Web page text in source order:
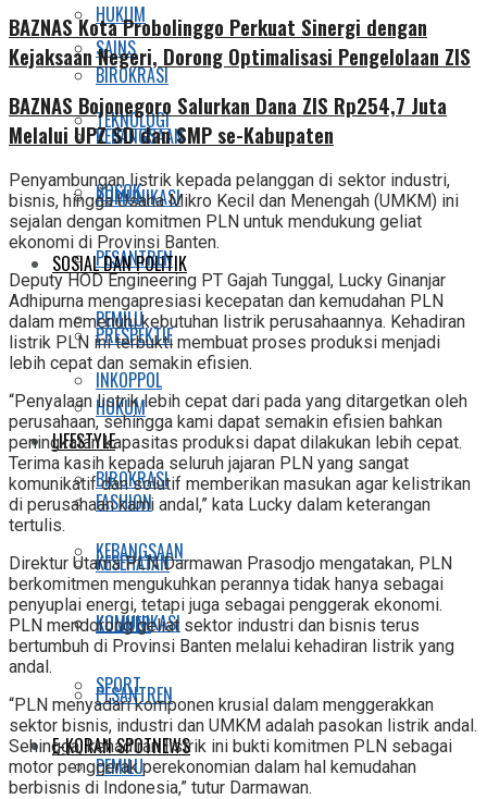
HUKUM
BIROKRASI
KEBANGSAAN
KOMUNIKASI
PESANTREN
PEMILU
INKOPPOL
LIFESTYLE
FASHION
KESEHATAN
KULINER
SPORT
E-KORAN SPOTNEWS
SAINS
TEKNOLOGI
SOSOK
SOSIAL DAN POLITIK
PRESPEKTIF
HUKUM
BIROKRASI
KEBANGSAAN
KOMUNIKASI
PESANTREN
PEMILU
BAZNAS Kota Probolinggo Perkuat Sinergi dengan
Kejaksaan Negeri, Dorong Optimalisasi Pengelolaan ZIS
BAZNAS Bojonegoro Salurkan Dana ZIS Rp254,7 Juta
Melalui UPZ SD dan SMP se-Kabupaten
Penyambungan listrik kepada pelanggan di sektor industri,
bisnis, hingga Usaha Mikro Kecil dan Menengah (UMKM) ini
sejalan dengan komitmen PLN untuk mendukung geliat
ekonomi di Provinsi Banten.
Deputy HOD Engineering PT Gajah Tunggal, Lucky Ginanjar
Adhipurna mengapresiasi kecepatan dan kemudahan PLN
dalam memenuhi kebutuhan listrik perusahaannya. Kehadiran
listrik PLN ini terbukti membuat proses produksi menjadi
lebih cepat dan semakin efisien.
“Penyalaan listrik lebih cepat dari pada yang ditargetkan oleh
perusahaan, sehingga kami dapat semakin efisien bahkan
peningkatan kapasitas produksi dapat dilakukan lebih cepat.
Terima kasih kepada seluruh jajaran PLN yang sangat
komunikatif dan solutif memberikan masukan agar kelistrikan
di perusahaan kami andal,” kata Lucky dalam keterangan
tertulis.
Direktur Utama PLN Darmawan Prasodjo mengatakan, PLN
berkomitmen mengukuhkan perannya tidak hanya sebagai
penyuplai energi, tetapi juga sebagai penggerak ekonomi.
PLN mendorong geliat sektor industri dan bisnis terus
bertumbuh di Provinsi Banten melalui kehadiran listrik yang
andal.
“PLN menyadari komponen krusial dalam menggerakkan
sektor bisnis, industri dan UMKM adalah pasokan listrik andal.
Sehingga, kehadiran listrik ini bukti komitmen PLN sebagai
motor penggerak perekonomian dalam hal kemudahan
berbisnis di Indonesia,” tutur Darmawan.